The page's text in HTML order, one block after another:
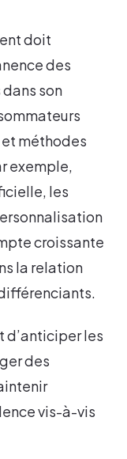
doit
des
son
méthodes
exemple,
les
croissante
la relation
les
des
vis-à-vis